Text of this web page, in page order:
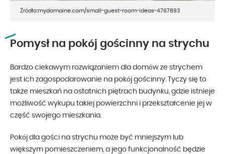
Źródło:mydomaine.com/small-guest-room-ideas-4767893
Pomysł na pokój gościnny na strychu
Bardzo ciekawym rozwiązaniem dla domów ze strychem
jest ich zagospodarowanie na pokój gościnny. Tyczy się to
także mieszkań na ostatnich piętrach budynku, gdzie istnieje
możliwość wykupu takiej powierzchni i przekształcenie jej w
część swojego mieszkania.
Pokój dla gości na strychu może być mniejszym lub
większym pomieszczeniem, a jego funkcjonalność będzie